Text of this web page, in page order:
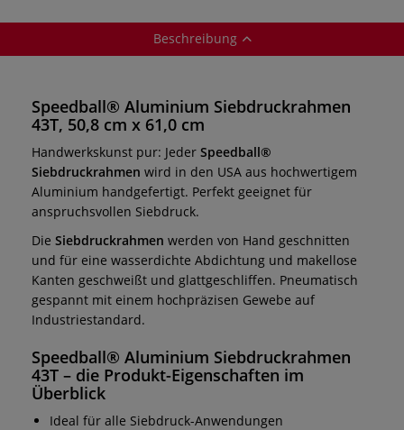
Beschreibung
Speedball® Aluminium Siebdruckrahmen
43T, 50,8 cm x 61,0 cm
Handwerkskunst pur: Jeder Speedball®
Siebdruckrahmen wird in den USA aus hochwertigem
Aluminium handgefertigt. Perfekt geeignet für
anspruchsvollen Siebdruck.
Die Siebdruckrahmen werden von Hand geschnitten
und für eine wasserdichte Abdichtung und makellose
Kanten geschweißt und glattgeschliffen. Pneumatisch
gespannt mit einem hochpräzisen Gewebe auf
Industriestandard.
Speedball® Aluminium Siebdruckrahmen
43T – die Produkt-Eigenschaften im
Überblick
Ideal für alle Siebdruck-Anwendungen